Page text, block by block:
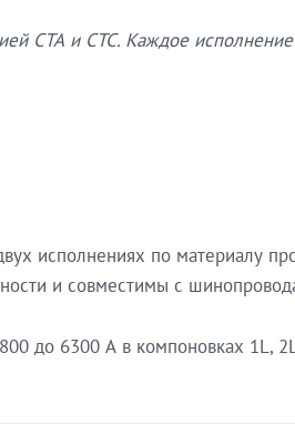
СТА и СТС. Каждое
исполнениях по
и совместимы с
до 6300 А в компоновках 1L,